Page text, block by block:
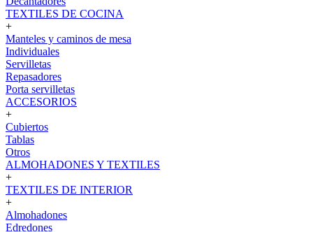
TEXTILES DE COCINA
+
Manteles y caminos de mesa
Individuales
Servilletas
Repasadores
Porta servilletas
ACCESORIOS
+
Cubiertos
Tablas
Otros
ALMOHADONES Y TEXTILES
+
TEXTILES DE INTERIOR
+
Almohadones
Edredones